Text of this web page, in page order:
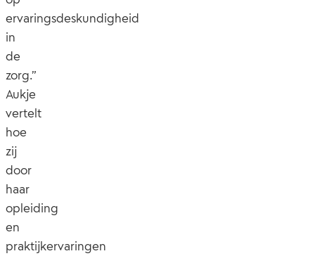
ervaringsdeskundigheid
in
de
zorg.”
Aukje
vertelt
hoe
zij
door
haar
opleiding
en
praktijkervaringen